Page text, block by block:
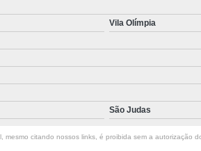
Vila Olímpia
São Judas
citando nossos links, é proibida sem a autorização